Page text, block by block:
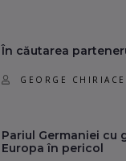
În căutarea
GEORGE
Pariul Germaniei cu
Europa în pericol